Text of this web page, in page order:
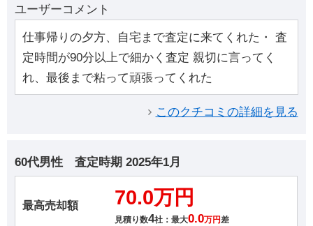
ユーザーコメント
仕事帰りの夕方、自宅まで査定に来てくれた・ 査
定時間が90分以上で細かく査定 親切に言ってく
れ、最後まで粘って頑張ってくれた
このクチコミの詳細を見る
60代男性 査定時期 2025年1月
最高売却額 70.0万円
見積り数4社：最大0.0万円差